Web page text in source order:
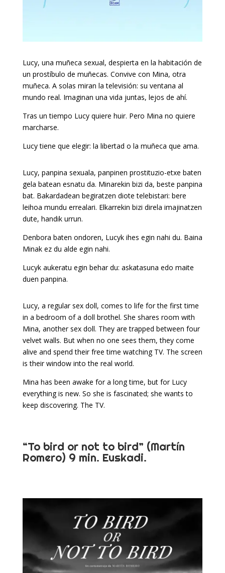
Lucy, una muñeca sexual, despierta en la habitación de
un prostíbulo de muñecas. Convive con Mina, otra
muñeca. A solas miran la televisión: su ventana al
mundo real. Imaginan una vida juntas, lejos de ahí.
Tras un tiempo Lucy quiere huir. Pero Mina no quiere
marcharse.
Lucy tiene que elegir: la libertad o la muñeca que ama.
Lucy, panpina sexuala, panpinen prostituzio-etxe baten
gela batean esnatu da. Minarekin bizi da, beste panpina
bat. Bakardadean begiratzen diote telebistari: bere
leihoa mundu errealari. Elkarrekin bizi direla imajinatzen
dute, handik urrun.
Denbora baten ondoren, Lucyk ihes egin nahi du. Baina
Minak ez du alde egin nahi.
Lucyk aukeratu egin behar du: askatasuna edo maite
duen panpina.
Lucy, a regular sex doll, comes to life for the first time
in a bedroom of a doll brothel. She shares room with
Mina, another sex doll. They are trapped between four
velvet walls. But when no one sees them, they come
alive and spend their free time watching TV. The screen
is their window into the real world.
Mina has been awake for a long time, but for Lucy
everything is new. So she is fascinated; she wants to
keep discovering. The TV.
“To bird or not to bird” (Martín
Romero) 9 min. Euskadi.